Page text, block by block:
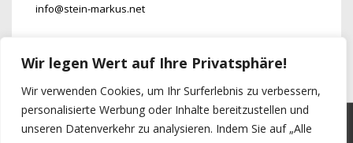
Wir legen Wert auf Ihre Privatsphäre!
Wir verwenden Cookies, um Ihr Surferlebnis zu verbessern,
personalisierte Werbung oder Inhalte bereitzustellen und
unseren Datenverkehr zu analysieren. Indem Sie auf „Alle
info@stein-markus.net